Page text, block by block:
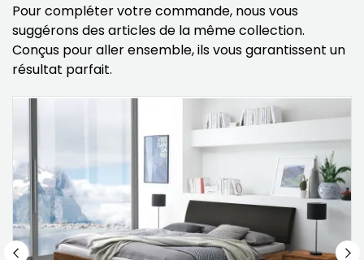
Pour compléter votre commande, nous vous
suggérons des articles de la même collection.
Conçus pour aller ensemble, ils vous garantissent un
résultat parfait.